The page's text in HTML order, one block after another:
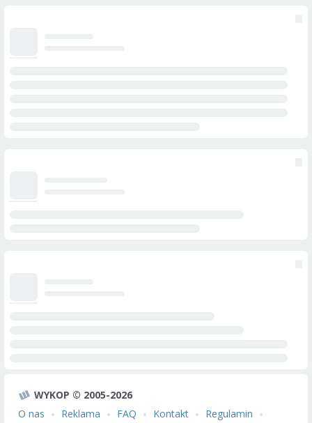
WYKOP © 2005-2026
O nas
Reklama FAQ Kontakt
Regulamin